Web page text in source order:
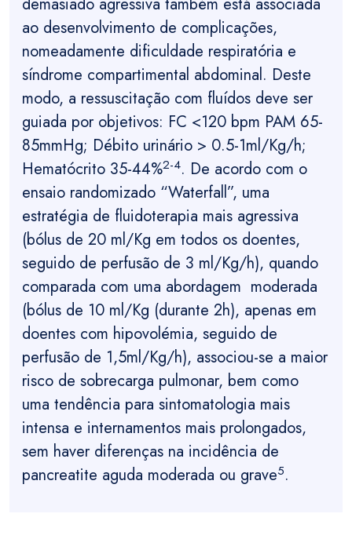
ao desenvolvimento de complicações,
nomeadamente dificuldade respiratória e
síndrome compartimental abdominal. Deste
modo, a ressuscitação com fluídos deve ser
guiada por objetivos: FC <120 bpm PAM 65-
85mmHg; Débito urinário > 0.5-1ml/Kg/h;
Hematócrito 35-44%2-4. De acordo com o
ensaio randomizado “Waterfall”, uma
estratégia de fluidoterapia mais agressiva
(bólus de 20 ml/Kg em todos os doentes,
seguido de perfusão de 3 ml/Kg/h), quando
comparada com uma abordagem moderada
(bólus de 10 ml/Kg (durante 2h), apenas em
doentes com hipovolémia, seguido de
perfusão de 1,5ml/Kg/h), associou-se a maior
risco de sobrecarga pulmonar, bem como
uma tendência para sintomatologia mais
intensa e internamentos mais prolongados,
sem haver diferenças na incidência de
pancreatite aguda moderada ou grave5.